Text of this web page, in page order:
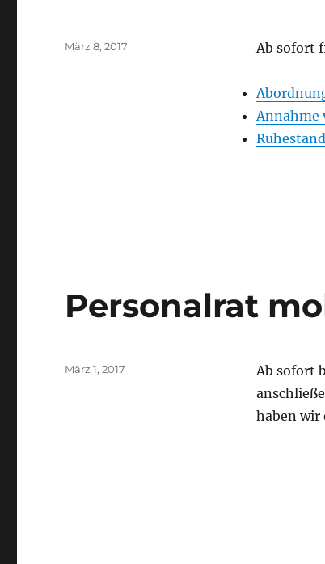
Ab sofort
Annahme
Ruhestand
Veröffentlicht
März 8, 2017
Personalrat
Ab sofort
haben wir
Veröffentlicht
März 1, 2017